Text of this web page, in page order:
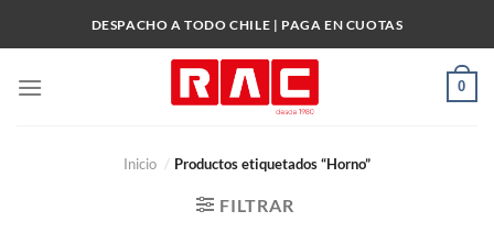
DESPACHO A TODO CHILE | PAGA EN CUOTAS
0
Inicio / Productos etiquetados “Horno”
FILTRAR